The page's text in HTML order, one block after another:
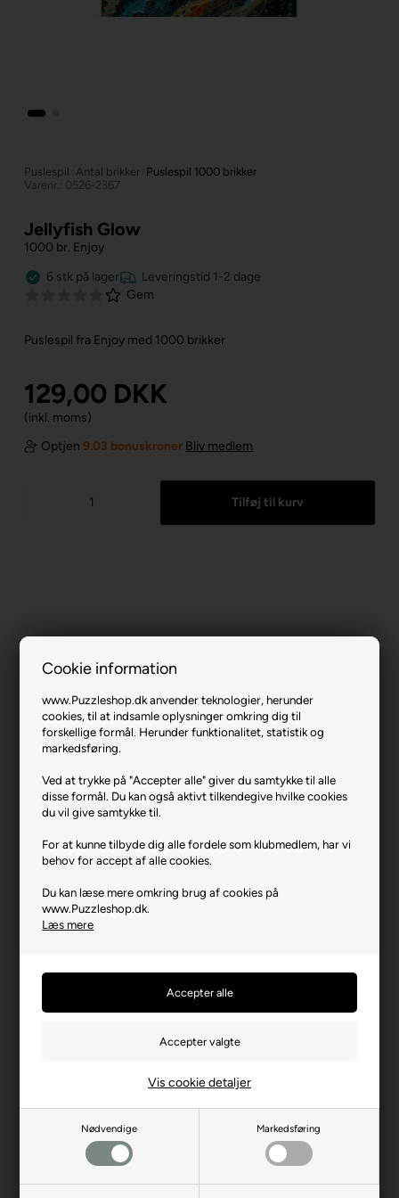
Cookie information
www.Puzzleshop.dk anvender teknologier, herunder
cookies, til at indsamle oplysninger omkring dig til
forskellige formål. Herunder funktionalitet, statistik og
markedsføring.
Ved at trykke på "Accepter alle" giver du samtykke til alle
disse formål. Du kan også aktivt tilkendegive hvilke cookies
du vil give samtykke til.
For at kunne tilbyde dig alle fordele som klubmedlem, har vi
behov for accept af alle cookies.
Du kan læse mere omkring brug af cookies på
www.Puzzleshop.dk.
Læs mere
Nødvendige Markedsføring
Vis cookie detaljer
Puslespil Antal brikker Puslespil 1000 brikker
Varenr.: 0526-2367
Jellyfish Glow
1000 br. Enjoy
6 stk på lager
Leveringstid 1-2 dage
Gem
Puslespil fra Enjoy med 1000 brikker
129,00 DKK
(inkl. moms)
Optjen 9.03 bonuskroner Bliv medlem
Jellyfish Glow.
Varenr.: 0526-2367
Antal brikker
Længde i cm (ca.)
48
Bredde i cm (ca.)
Platanilor 2, RO-500470
Brasov
Indeholder små dele.